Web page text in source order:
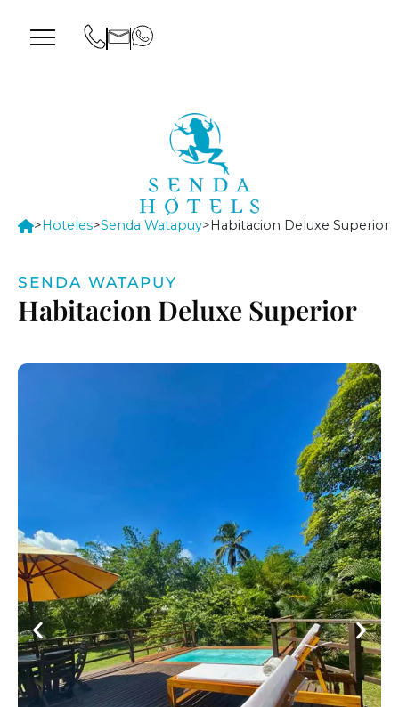
>Hoteles>Senda Watapuy>Habitacion Deluxe Superior
SENDA WATAPUY
Habitacion Deluxe Superior